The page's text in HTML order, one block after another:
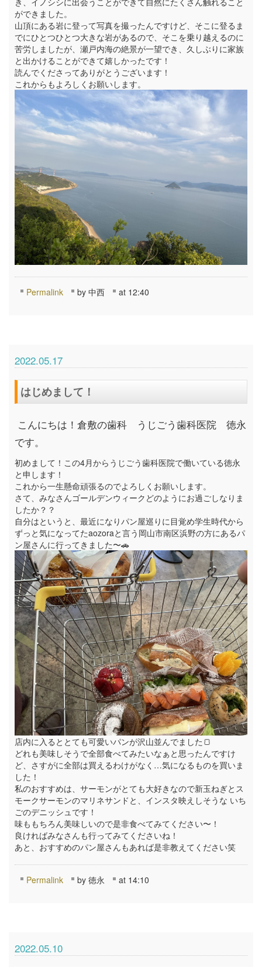
ができました。
山頂にある岩に登って写真を撮ったんですけど、そこに登るま
でにひとつひとつ大きな岩があるので、そこを乗り越えるのに
苦労しましたが、瀬戸内海の絶景が一望でき、久しぶりに家族
と出かけることができて嬉しかったです！
読んでくださってありがとうございます！
これからもよろしくお願いします。
Permalink by 中西 at 12:40
2022.05.17
はじめまして！
こんにちは！倉敷の歯科 うじごう歯科医院 徳永
です。
初めまして！この4月からうじごう歯科医院で働いている徳永
と申します！
これから一生懸命頑張るのでよろしくお願いします。
さて、みなさんゴールデンウィークどのようにお過ごしなりま
したか？？
自分はというと、最近になりパン屋巡りに目覚め学生時代から
ずっと気になってたaozoraと言う岡山市南区浜野の方にあるパ
ン屋さんに行ってきました〜🚗
店内に入るととても可愛いパンが沢山並んでました🍞
どれも美味しそうで全部食べてみたいなぁと思ったんですけ
ど、さすがに全部は買えるわけがなく…気になるものを買いま
した！
私のおすすめは、サーモンがとても大好きなので新玉ねぎとス
モークサーモンのマリネサンドと、インスタ映えしそうな いち
ごのデニッシュです！
味ももちろん美味しいので是非食べてみてください〜！
良ければみなさんも行ってみてくださいね！
あと、おすすめのパン屋さんもあれば是非教えてください笑
Permalink by 徳永 at 14:10
2022.05.10